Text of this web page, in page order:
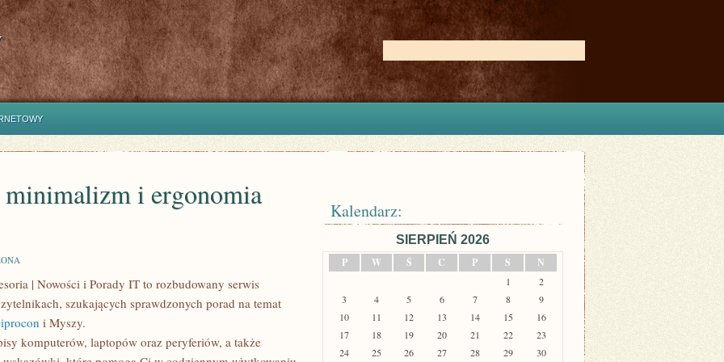
i ergonomia
| Nowości i Porady IT to rozbudowany serwis
szukających sprawdzonych porad na temat
i Myszy.
komputerów, laptopów oraz peryferiów, a także
Kalendarz:
SIERPIEŃ 2026
P
W Ś C P S N
1
2
3
4 5 6 7 8
9
10
11 12 13 14 15
16
17
18 19 20 21 22
23
24
25 26 27 28 29
30